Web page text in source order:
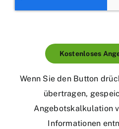
Kostenloses
Wenn Sie den Button
übertragen,
Angebotskalkulation
Informationen